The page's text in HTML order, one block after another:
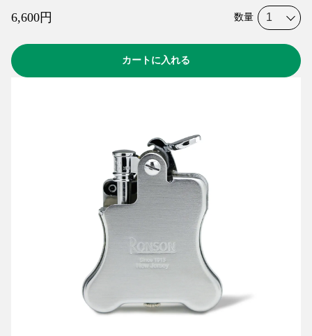
6,600円 数量
カートに入れる